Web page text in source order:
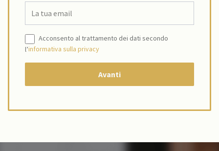
Acconsento al trattamento dei dati secondo
l’informativa sulla privacy